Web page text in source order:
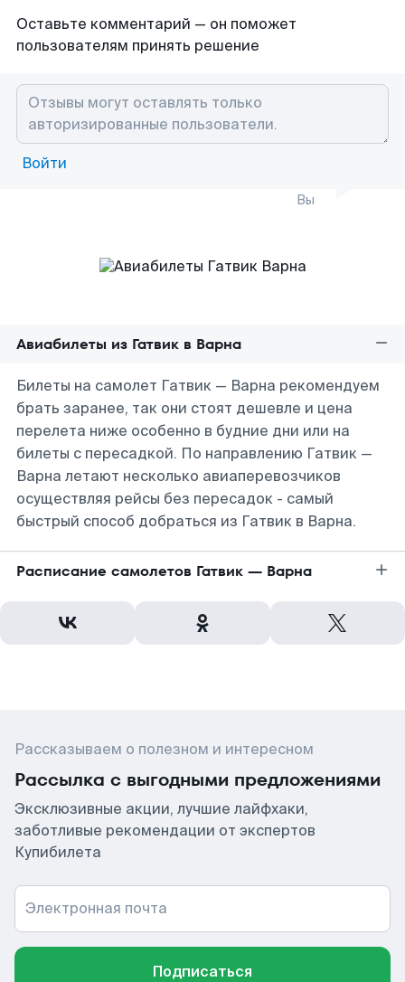
Оставьте комментарий — он поможет
пользователям принять решение
Войти
Вы
Авиабилеты из Гатвик в Варна
Билеты на самолет Гатвик — Варна рекомендуем
брать заранее, так они стоят дешевле и цена
перелета ниже особенно в будние дни или на
билеты с пересадкой. По направлению Гатвик —
Варна летают несколько авиаперевозчиков
осуществляя рейсы без пересадок - самый
быстрый способ добраться из Гатвик в Варна.
Расписание самолетов Гатвик — Варна
Рассказываем о полезном и интересном
Рассылка с выгодными предложениями
Эксклюзивные акции, лучшие лайфхаки,
заботливые рекомендации от экспертов
Купибилета
Электронная почта
Подписаться